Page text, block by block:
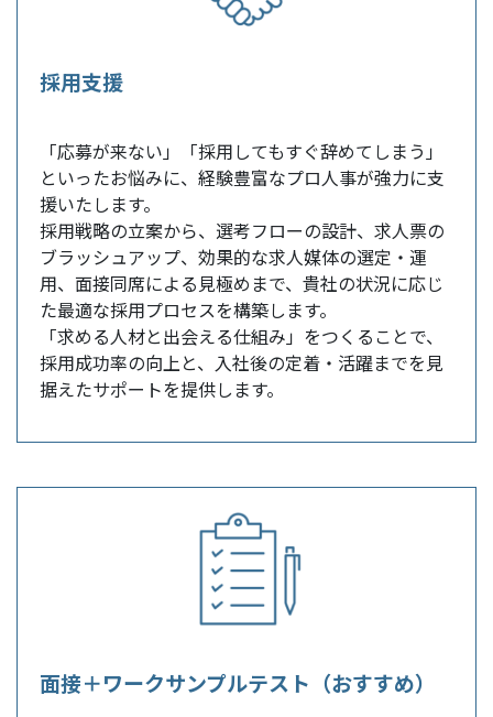
採用支援
「応募が来ない」「採用してもすぐ辞めてしまう」
といったお悩みに、経験豊富なプロ人事が強力に支
援いたします。
採用戦略の立案から、選考フローの設計、求人票の
ブラッシュアップ、効果的な求人媒体の選定・運
用、面接同席による見極めまで、貴社の状況に応じ
た最適な採用プロセスを構築します。
「求める人材と出会える仕組み」をつくることで、
採用成功率の向上と、入社後の定着・活躍までを見
据えたサポートを提供します。
面接＋ワークサンプルテスト（おすすめ）